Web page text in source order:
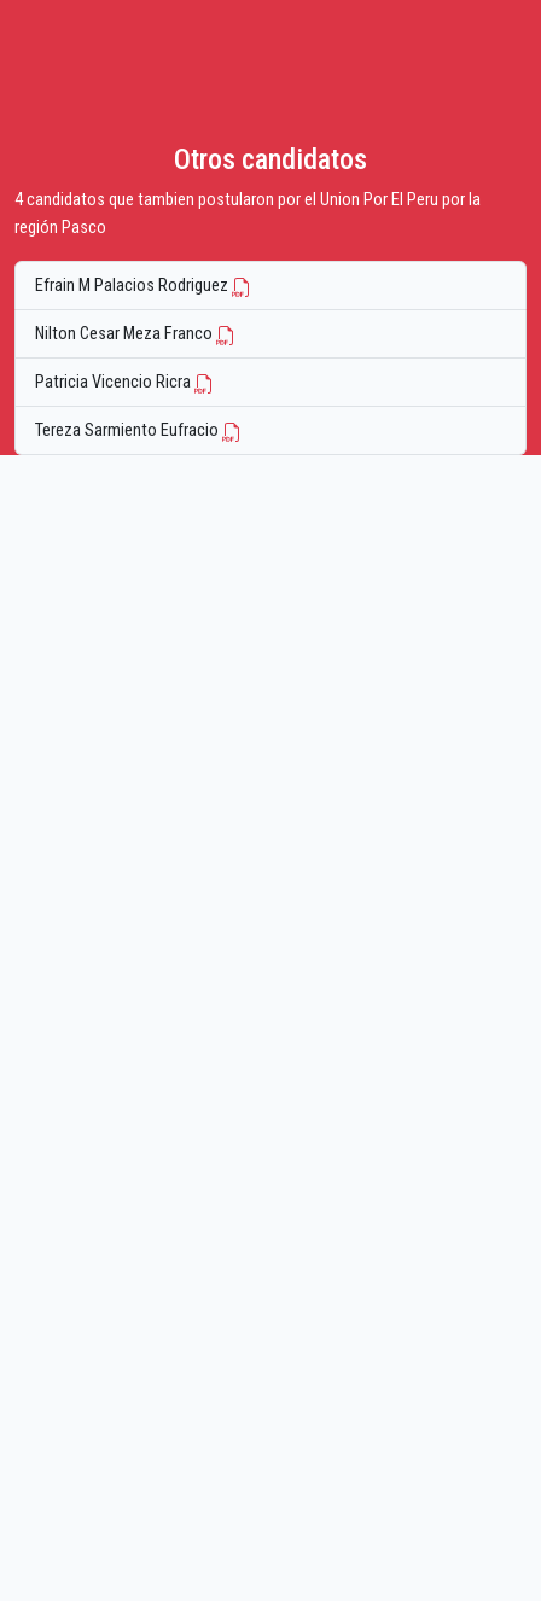
Otros candidatos
4 candidatos que tambien postularon por el Union Por El Peru por la
región Pasco
Efrain M Palacios Rodriguez
Nilton Cesar Meza Franco
Patricia Vicencio Ricra
Tereza Sarmiento Eufracio